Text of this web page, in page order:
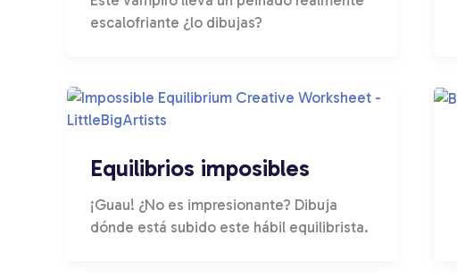
escalofriante ¿lo dibujas?
Equilibrios imposibles
¡Guau! ¿No es impresionante? Dibuja
dónde está subido este hábil equilibrista.